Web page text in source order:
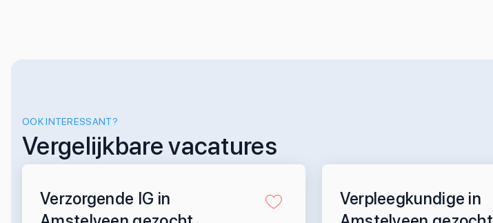
OOK INTERESSANT?
Vergelijkbare vacatures
Verzorgende IG in
Verpleegkundige in